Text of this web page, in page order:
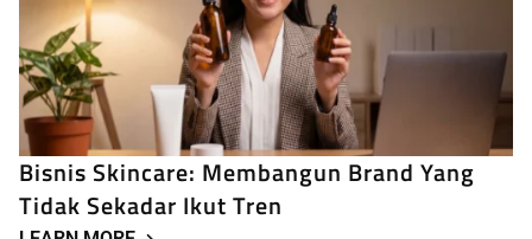
Bisnis Skincare: Membangun Brand Yang
Tidak Sekadar Ikut Tren